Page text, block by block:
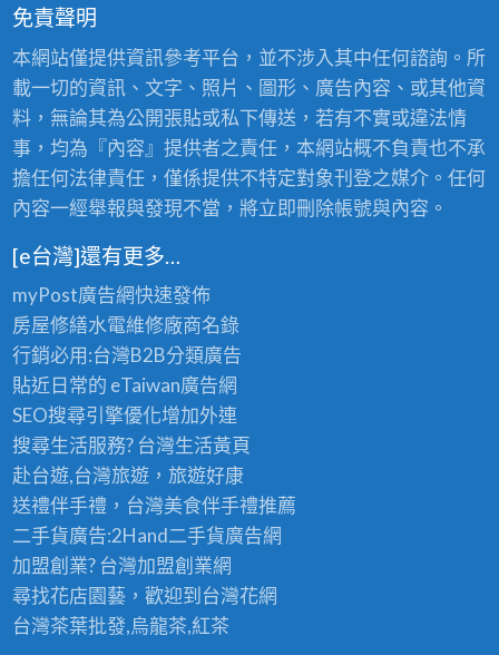
竹
北
油
漆
工
程,
竹
北
油
推
薦,
新
竹
油
漆
報
價,
油
漆
估
免責聲明
本網站僅提供資訊參考平台，並不涉入其中任何諮詢。所
載一切的資訊、文字、照片、圖形、廣告內容、或其他資
料，無論其為公開張貼或私下傳送，若有不實或違法情
事，均為『內容』提供者之責任，本網站概不負責也不承
擔任何法律責任，僅係提供不特定對象刊登之媒介。任何
內容一經舉報與發現不當，將立即刪除帳號與內容。
[e台灣]還有更多…
myPost廣告網快速發佈
房屋修繕水電維修廠商名錄
行銷必用:台灣B2B分類廣告
貼近日常的 eTaiwan廣告網
SEO搜尋引擎優化增加外連
搜尋生活服務? 台灣生活黃頁
赴台遊,台灣旅遊，旅遊好康
送禮伴手禮，台灣美食伴手禮推薦
二手貨廣告:2Hand二手貨廣告網
加盟創業? 台灣加盟創業網
尋找花店園藝，歡迎到 台灣花網
台灣茶葉批發,烏龍茶,紅茶